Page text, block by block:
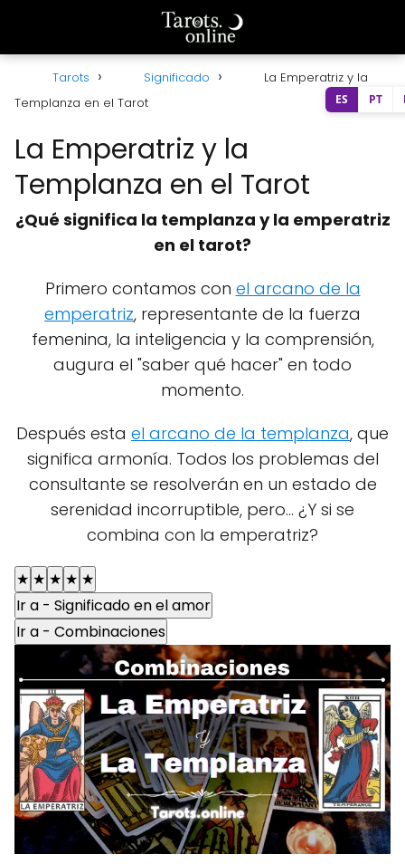
Tarots Significado
La Emperatriz y la
Templanza en el Tarot
La Emperatriz y la
Templanza en el Tarot
¿Qué significa la templanza y la emperatriz
en el tarot?
Primero contamos con el arcano de la
emperatriz, representante de la fuerza
femenina, la inteligencia y la comprensión,
augura el "saber qué hacer" en todo
momento.
Después esta el arcano de la templanza, que
significa armonía. Todos los problemas del
consultante se resolverán en un estado de
serenidad incorruptible, pero... ¿Y si se
combina con la emperatriz?
★ ★ ★ ★ ★
Ir a - Significado en el amor
Ir a - Combinaciones
ES PT